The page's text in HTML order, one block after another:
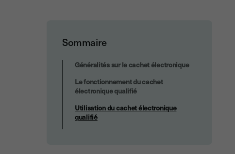
Sommaire
Utilisation du cachet électronique
Généralités sur le cachet électronique
Le fonctionnement du cachet
électronique qualifié
Utilisation du cachet électronique
qualifié